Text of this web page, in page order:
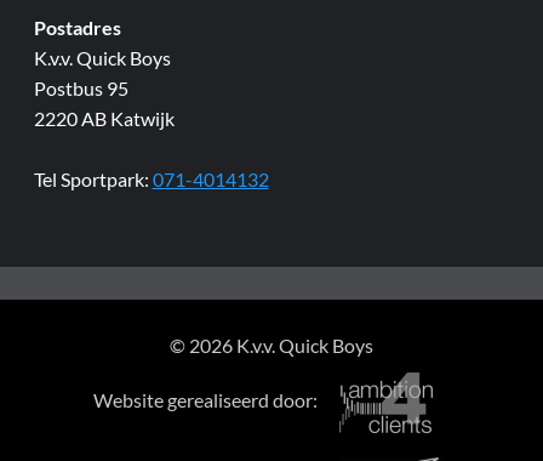
Postadres
K.v.v. Quick Boys
Postbus 95
2220 AB Katwijk
Tel Sportpark: 071-4014132
© 2026 K.v.v. Quick Boys
Website gerealiseerd door: